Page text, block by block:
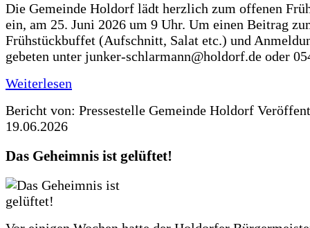
Die Gemeinde Holdorf lädt herzlich zum offenen
ein, am 25. Juni 2026 um 9 Uhr. Um einen Beitrag
Frühstückbuffet (Aufschnitt, Salat etc.) und
gebeten unter junker-schlarmann@holdorf.de oder
Weiterlesen
Bericht von: Pressestelle Gemeinde Holdorf
19.06.2026
Das Geheimnis ist gelüftet!